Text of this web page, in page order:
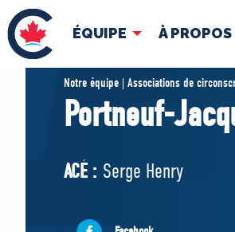
ÉQUIPE À PROPOS
ÉQUIPE
Pierre Poilievre
Cabinet fantôme
Notre équipe | Associations de
Portneuf-
ACÉ : Serge Henry